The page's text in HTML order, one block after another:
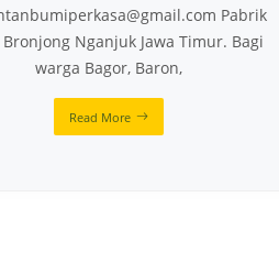
Pabrik
Bronjong Nganjuk Jawa Timur. Bagi
warga Bagor, Baron,
Read More